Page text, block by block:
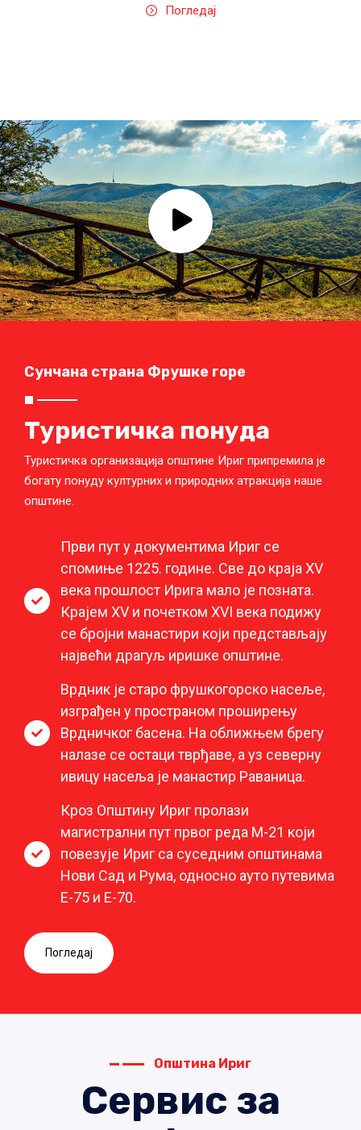
Погледај
Сунчана страна Фрушке горе
Туристичка понуда
Туристичка организација општине Ириг припремила је
богату понуду културних и природних атракција наше
општине.
Први пут у документима Ириг се
спомиње 1225. године. Све до краја XV
века прошлост Ирига мало је позната.
Крајем XV и почетком XVI века подижу
се бројни манастири који представљају
највећи драгуљ иришке општине.
Врдник је старо фрушкогорско насеље,
изграђен у пространом проширењу
Врдничког басена. На оближњем брегу
налазе се остаци тврђаве, а уз северну
ивицу насеља је манастир Раваница.
Кроз Општину Ириг пролази
магистрални пут првог реда М-21 који
повезује Ириг са суседним општинама
Нови Сад и Рума, односно ауто путевима
Е-75 и Е-70.
Погледај
Општина Ириг
Сервис за